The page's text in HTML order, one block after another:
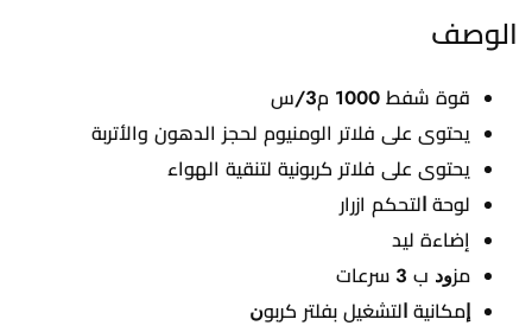
الوصف
قوة شفط 1000 م3/س
يحتوى على فلاتر الومنيوم لحجز الدهون والأتربة
يحتوى على فلاتر كربونية لتنقية الهواء
ﻟﻮﺣﺔ ﺍﻟﺘﺤﻜﻢ ازرار
إضاءة ليد
ﻣﺰﻭﺩ ب 3 سرعات
ﺇﻣﻜﺎﻧﻴﺔ ﺍﻟﺘﺸﻐﻴﻞ ﺑﻔﻠﺘﺮ ﻛﺮﺑﻮﻥ